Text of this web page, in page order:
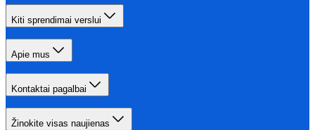
Kiti sprendimai verslui
Apie mus
Kontaktai pagalbai
Žinokite visas naujienas